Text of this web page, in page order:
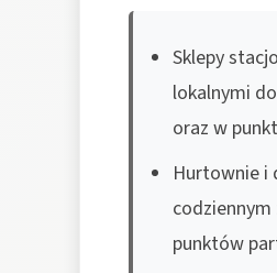
Sklepy
lokalnymi
oraz w
Hurtownie i
punktów